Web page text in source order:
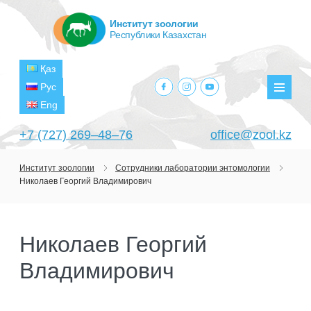
+7 (727) 269‒48‒76 office@zool.kz
Қаз
Рус
Eng
facebook.com
instagram.com
youtube.com
Институт зоологии
Республики Казахстан
ГЛАВНАЯ
ЦЕЛИ И ЗАДАЧИ
РУКОВОДСТВО
ПОДРАЗДЕЛЕНИЯ
ЛАБОРАТОРИИ
ПРОЕКТЫ
Институт зоологии
Сотрудники лаборатории энтомологии
Николаев Георгий Владимирович
Николаев Георгий
Владимирович